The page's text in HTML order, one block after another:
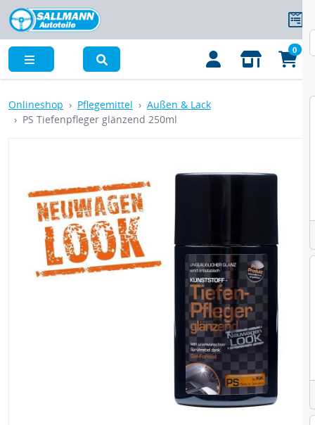
0
Onlineshop Pflegemittel
Außen & Lack
PS Tiefenpfleger glänzend 250ml